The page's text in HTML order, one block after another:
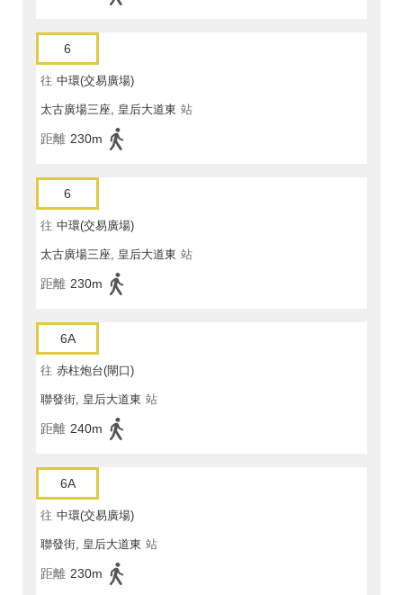
6
往 中環(交易廣場)
太古廣場三座, 皇后大道東 站
距離 230m
6
往 中環(交易廣場)
太古廣場三座, 皇后大道東 站
距離 230m
6A
往 赤柱炮台(閘口)
聯發街, 皇后大道東 站
距離 240m
6A
往 中環(交易廣場)
聯發街, 皇后大道東 站
距離 230m